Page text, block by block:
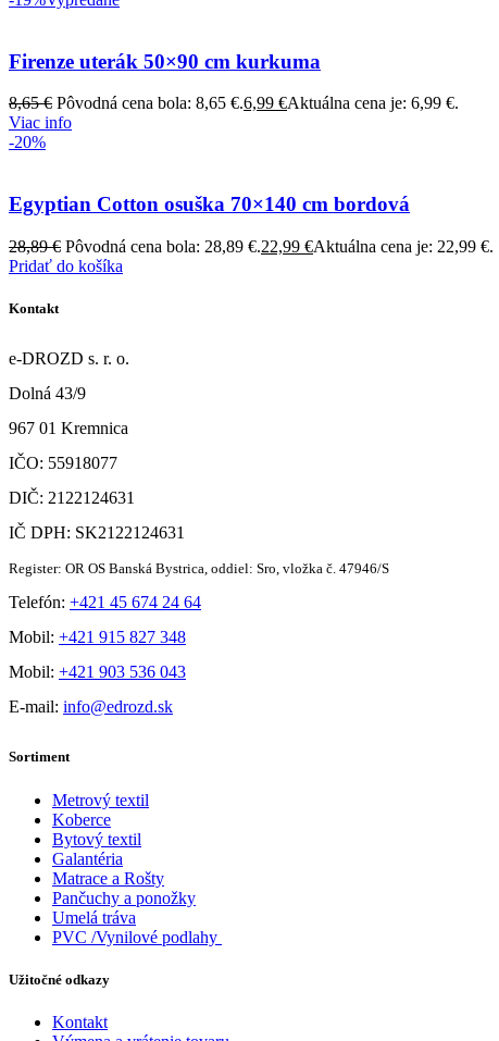
Firenze uterák 50×90 cm kurkuma
8,65€ Pôvodná cena bola: 8,65 €.6,99 €Aktuálna cena je: 6,99 €.
Viac info
-20%
Egyptian Cotton osuška 70×140 cm bordová
28,89€ Pôvodná cena bola: 28,89 €.22,99 €Aktuálna cena je: 22,99 €.
Pridať do košíka
Kontakt
e-DROZD s. r. o.
Dolná 43/9
967 01 Kremnica
IČO: 55918077
DIČ: 2122124631
IČ DPH: SK2122124631
Register: OR OS Banská Bystrica, oddiel: Sro, vložka č. 47946/S
Telefón: +421 45 674 24 64
Mobil: +421 915 827 348
Mobil: +421 903 536 043
E-mail: info@edrozd.sk
Sortiment
Metrový textil
Koberce
Bytový textil
Galantéria
Matrace a Rošty
Pančuchy a ponožky
Umelá tráva
PVC /Vynilové podlahy
Užitočné odkazy
Kontakt